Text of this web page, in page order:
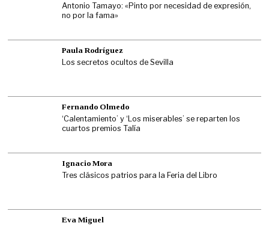
Antonio Tamayo: «Pinto por necesidad de expresión,
no por la fama»
Paula Rodríguez
Los secretos ocultos de Sevilla
Fernando Olmedo
‘Calentamiento’ y ‘Los miserables’ se reparten los
cuartos premios Talía
Ignacio Mora
Tres clásicos patrios para la Feria del Libro
Eva Miguel